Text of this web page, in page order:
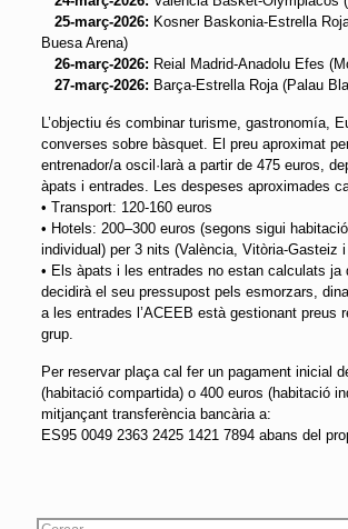
25-març-2026: Kosner Baskonia-Estrella
Buesa Arena)
26-març-2026: Reial Madrid-Anadolu Efes
27-març-2026: Barça-Estrella Roja (Palau
L’objectiu és combinar turisme, gastronomía,
converses sobre bàsquet. El preu aproximat
entrenador/a oscil·larà a partir de 475 euros,
àpats i entrades. Les despeses aproximades
• Transport: 120-160 euros
• Hotels: 200–300 euros (segons sigui
individual) per 3 nits (València, Vitòria-Gasteiz
• Els àpats i les entrades no estan calculats ja
decidirà el seu pressupost pels esmorzars,
a les entrades l’ACEEB està gestionant preus
grup.
Per reservar plaça cal fer un pagament inicial
(habitació compartida) o 400 euros (habitació
mitjançant transferència bancària a:
ES95 0049 2363 2425 1421 7894 abans del